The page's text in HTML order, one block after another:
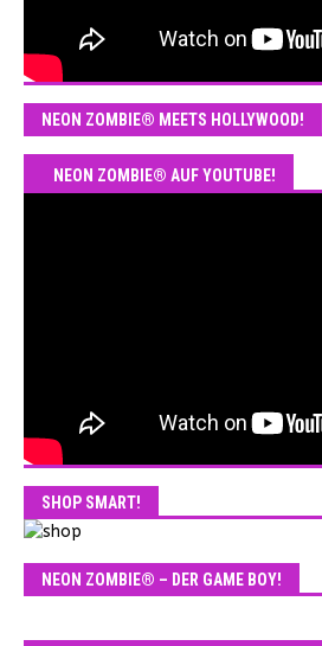
NEON ZOMBIE® MEETS HOLLYWOOD!
NEON ZOMBIE® AUF YOUTUBE!
SHOP SMART!
NEON ZOMBIE® – DER GAME BOY!